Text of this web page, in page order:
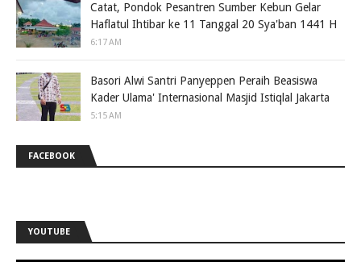
Catat, Pondok Pesantren Sumber Kebun Gelar
Haflatul Ihtibar ke 11 Tanggal 20 Sya'ban 1441 H
6:17 AM
Basori Alwi Santri Panyeppen Peraih Beasiswa
Kader Ulama' Internasional Masjid Istiqlal Jakarta
5:15 AM
FACEBOOK
YOUTUBE